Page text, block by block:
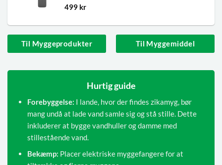
499 kr
Til Myggeprodukter Til Myggemiddel
Hurtig guide
Forebyggelse: I lande, hvor der findes zikamyg, bør
mang undå at lade vand samle sig og stå stille. Dette
inkluderer at bygge vandhuller og damme med
stillestående vand.
Bekæmp: Placer elektriske myggefangere for at